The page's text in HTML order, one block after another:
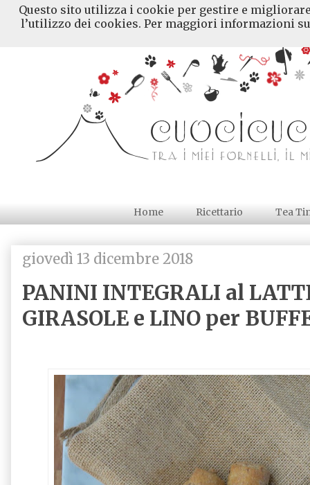
Home Ricettario Tea
giovedì 13 dicembre 2018
PANINI INTEGRALI al
GIRASOLE e LINO per
Questo sito utilizza i cookie per gestire e
l’utilizzo dei cookies. Per maggiori informazioni